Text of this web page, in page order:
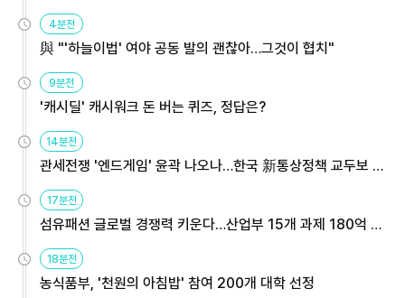
4분전
與 "'하늘이법' 여야 공동 발의 괜찮아…그것이 협치"
9분전
'캐시딜' 캐시워크 돈 버는 퀴즈, 정답은?
14분전
관세전쟁 '엔드게임' 윤곽 나오나…한국 新통상정책 교두보 활
17분전
섬유패션 글로벌 경쟁력 키운다…산업부 15개 과제 180억 지
18분전
농식품부, '천원의 아침밥' 참여 200개 대학 선정